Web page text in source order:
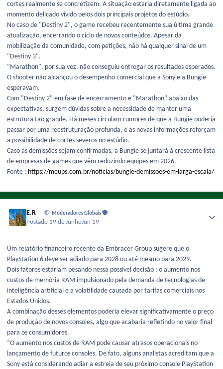
cortes realmente se concretizem. A situação estaria diretamente ligada ao
momento delicado vivido pelos dois principais projetos do estúdio.
No caso de "Destiny 2", o game recebeu recentemente sua última grande
atualização, encerrando o ciclo de novos conteúdos. Apesar da
mobilização da comunidade, com petições, não há qualquer sinal de um
"Destiny 3".
"Marathon", por sua vez, não conseguiu entregar os resultados esperados.
O shooter não alcançou o desempenho comercial que a Sony e a Bungie
esperavam.
Com "Destiny 2" em fase de encerramento e "Marathon" abaixo das
expectativas, surgem dúvidas sobre a necessidade de manter uma
estrutura tão grande. Há meses circulam rumores de que a Bungie poderia
passar por uma reestruturação profunda, e as novas informações reforçam
a possibilidade de cortes severos no estúdio.
Caso as demissões sejam confirmadas, a Bungie se juntará à crescente lista
de empresas de games que vêm reduzindo equipes em 2026.
Fonte : https://meups.com.br/noticias/bungie-demissoes-em-larga-escala/
E.R Moderadores Globais
Postado 19 de JunhoJun 19
Um relatório financeiro recente da Embracer Group sugere que o
PlayStation 6 deve ser adiado para 2028 ou até mesmo para 2029.
Dois fatores estariam pesando nessa possível decisão : o aumento nos
custos de memória RAM impulsionado pela demanda de tecnologias de
inteligência artificial e a volatilidade causada por tarifas comerciais nos
Estados Unidos.
A combinação desses elementos poderia elevar significativamente o preço
de produção de novos consoles, algo que acabaria refletindo no valor final
para os consumidores.
“O aumento nos custos de RAM pode causar atrasos operacionais no
lançamento de futuros consoles. De fato, alguns analistas acreditam que a
Sony está considerando adiar a estreia de seu próximo console PlayStation